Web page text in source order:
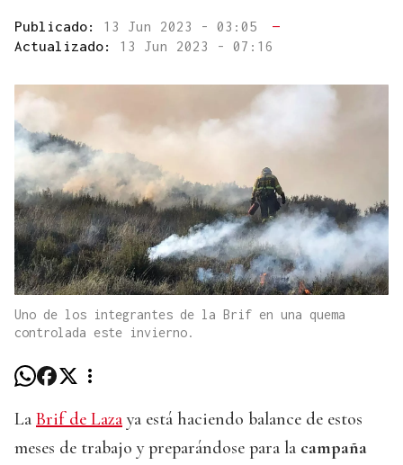
Publicado: 13 Jun 2023 - 03:05
—
Actualizado: 13 Jun 2023 - 07:16
Uno de los integrantes de la Brif en una quema
controlada este invierno.
La Brif de Laza ya está haciendo balance de estos
meses de trabajo y preparándose para la campaña